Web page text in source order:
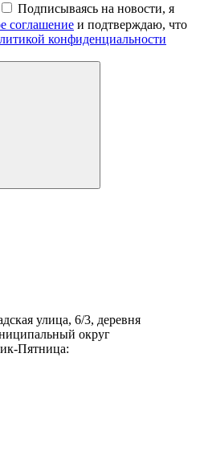
Подписываясь на новости, я
соглашение и подтверждаю, что
конфиденциальности
улица, 6/3, деревня
округ
Пятница: